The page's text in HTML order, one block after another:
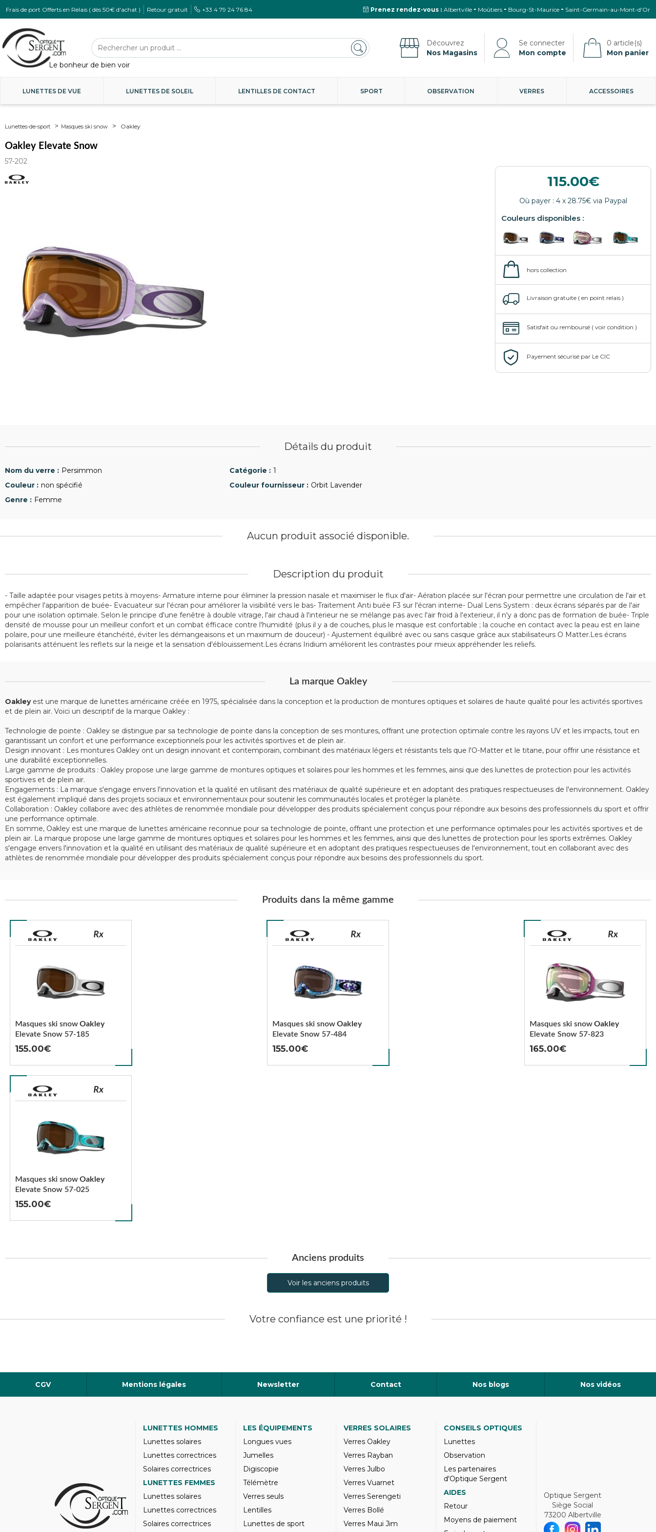
Frais de port Offerts en Relais ( dès 50€ d'achat ) Retour gratuit +33 4 79 24 76 84 Prenez rendez-vous : Albertville Moûtiers Bourg-St-Maurice Saint-Germain-au-Mont-d'Or
Nos Magasins Mon compte Mon panier
LUNETTES DE VUE LUNETTES DE SOLEIL LENTILLES DE CONTACT SPORT OBSERVATION VERRES ACCESSOIRES
Lunettes-de-sport Masques ski snow Oakley
Oakley Elevate Snow
57-202
115.00
Détails du produit
Persimmon
1
non spécifié
Orbit Lavender
Femme
Description du produit
- Taille adaptée pour visages petits à moyens- Armature interne pour éliminer la pression nasale et maximiser le flux d'air- Aération placée sur l'écran pour permettre une circulation de l'air et
empêcher l'apparition de buée- Evacuateur sur l'écran pour améliorer la visibilité vers le bas- Traitement Anti buée F3 sur l'écran interne- Dual Lens System : deux écrans séparés par de l'air
pour une isolation optimale. Selon le principe d'une fenêtre à double vitrage, l'air chaud à l'interieur ne se mélange pas avec l'air froid à l'exterieur, il n'y a donc pas de formation de buée- Triple
densité de mousse pour un meilleur confort et un combat éfficace contre l'humidité (plus il y a de couches, plus le masque est confortable ; la couche en contact avec la peau est en laine
polaire, pour une meilleure étanchéité, éviter les démangeaisons et un maximum de douceur) - Ajustement équilibré avec ou sans casque grâce aux stabilisateurs O Matter.Les écrans
polarisants atténuent les reflets sur la neige et la sensation d'éblouissement.Les écrans Iridium améliorent les contrastes pour mieux appréhender les reliefs.
La marque Oakley
Oakleyest une marque de lunettes américaine créée en 1975, spécialisée dans la conception et la production de montures optiques et solaires de haute qualité pour les activités sportives
et de plein air. Voici un descriptif de la marque Oakley :
Technologie de pointe : Oakley se distingue par sa technologie de pointe dans la conception de ses montures, offrant une protection optimale contre les rayons UV et les impacts, tout en
garantissant un confort et une performance exceptionnels pour les activités sportives et de plein air.
Design innovant : Les montures Oakley ont un design innovant et contemporain, combinant des matériaux légers et résistants tels que l'O-Matter et le titane, pour offrir une résistance et
une durabilité exceptionnelles.
Large gamme de produits : Oakley propose une large gamme de montures optiques et solaires pour les hommes et les femmes, ainsi que des lunettes de protection pour les activités
sportives et de plein air.
Engagements : La marque s'engage envers l'innovation et la qualité en utilisant des matériaux de qualité supérieure et en adoptant des pratiques respectueuses de l'environnement. Oakley
est également impliqué dans des projets sociaux et environnementaux pour soutenir les communautés locales et protéger la planète.
Collaboration : Oakley collabore avec des athlètes de renommée mondiale pour développer des produits spécialement conçus pour répondre aux besoins des professionnels du sport et offrir
une performance optimale.
En somme, Oakley est une marque de lunettes américaine reconnue pour sa technologie de pointe, offrant une protection et une performance optimales pour les activités sportives et de
plein air. La marque propose une large gamme de montures optiques et solaires pour les hommes et les femmes, ainsi que des lunettes de protection pour les sports extrêmes. Oakley
s'engage envers l'innovation et la qualité en utilisant des matériaux de qualité supérieure et en adoptant des pratiques respectueuses de l'environnement, tout en collaborant avec des
athlètes de renommée mondiale pour développer des produits spécialement conçus pour répondre aux besoins des professionnels du sport.
Produits dans la même gamme
Elevate Snow 57-185
Masques ski snowOakley
155.00
Elevate Snow 57-484
Masques ski snowOakley
155.00
Elevate Snow 57-823
Masques ski snowOakley
165.00
Elevate Snow 57-025
Masques ski snowOakley
155.00
Aucun produit associé disponible.
Anciens produits
Voir les anciens produits
Votre confiance est une priorité !
CGV Mentions légales Newsletter Contact Nos blogs Nos vidéos
LUNETTES HOMMES
Lunettes solaires
Lunettes correctrices
Solaires correctrices
LUNETTES FEMMES
Lunettes solaires
Lunettes correctrices
Solaires correctrices
LES ÉQUIPEMENTS
Longues vues
Jumelles
Digiscopie
Télémètre
Verres seuls
Lentilles
Lunettes de sport
VERRES SOLAIRES
Verres Oakley
Verres Rayban
Verres Julbo
Verres Vuarnet
Verres Serengeti
Verres Bollé
Verres Maui Jim
CONSEILS OPTIQUES
Lunettes
Observation
Les partenaires
d'Optique Sergent
AIDES
Retour
Moyens de paiement
Optique Sergent
Siège Social
73200 Albertville